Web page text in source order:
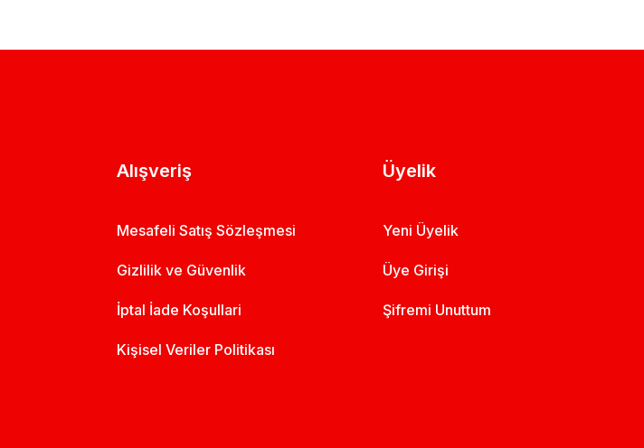
Alışveriş
Mesafeli Satış Sözleşmesi
Gizlilik ve Güvenlik
İptal İade Koşullari
Kişisel Veriler Politikası
Üyelik
Yeni Üyelik
Üye Girişi
Şifremi Unuttum